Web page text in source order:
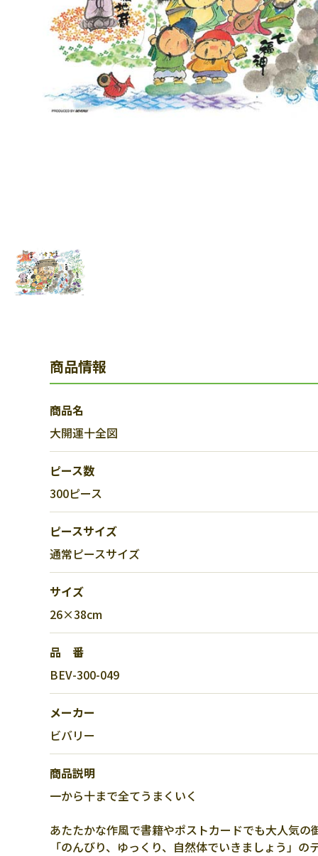
商品情報
商品名
大開運十全図
ピース数
300ピース
ピースサイズ
通常ピースサイズ
サイズ
26×38cm
品 番
BEV-300-049
メーカー
ビバリー
商品説明
一から十まで全てうまくいく
あたたかな作風で書籍やポストカードでも大人気
「のんびり、ゆっくり、自然体でいきましょう」